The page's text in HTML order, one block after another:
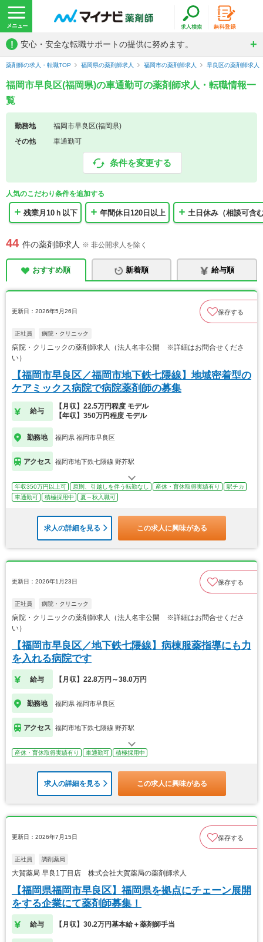
! 安心・安全な転職サポートの提供に努めます。
薬剤師の求人・転職TOP 福岡県の薬剤師求人 福岡市の薬剤師求人 早良区の薬剤師求人
福岡市早良区(福岡県)の車通勤可の薬剤師求人・転職情報一
覧
勤務地
福岡市早良区(福岡県)
その他
車通勤可
条件を変更する
人気のこだわり条件を追加する
残業月10ｈ以下 年間休日120日以上 土日休み（相談可含
44 件の薬剤師求人 ※ 非公開求人を除く
おすすめ順 新着順 給与順
更新日：2026年5月26日 保存する
正社員 病院・クリニック
病院・クリニックの薬剤師求人（法人名非公開 ※詳細はお問合せくださ
い）
【福岡市早良区／福岡市地下鉄七隈線】地域密着型の
ケアミックス病院で病院薬剤師の募集
給与
【月収】22.5万円程度 モデル
【年収】350万円程度 モデル
勤務地 福岡県 福岡市早良区
アクセス 福岡市地下鉄七隈線 野芥駅
年収350万円以上可 原則、引越しを伴う転勤なし 産休・育休取得実績有り
駅チカ
車通勤可
積極採用中 夏～秋入職可
求人の詳細を見る この求人に興味がある
更新日：2026年1月23日 保存する
正社員 病院・クリニック
病院・クリニックの薬剤師求人（法人名非公開 ※詳細はお問合せくださ
い）
【福岡市早良区／地下鉄七隈線】病棟服薬指導にも力
を入れる病院です
給与 【月収】22.8万円～38.0万円
勤務地 福岡県 福岡市早良区
アクセス 福岡市地下鉄七隈線 野芥駅
産休・育休取得実績有り 車通勤可 積極採用中
求人の詳細を見る この求人に興味がある
更新日：2026年7月15日 保存する
正社員 調剤薬局
大賀薬局 早良1丁目店 株式会社大賀薬局の薬剤師求人
【福岡県福岡市早良区】福岡県を拠点にチェーン展開
をする企業にて薬剤師募集！
給与 【月収】30.2万円基本給＋薬剤師手当